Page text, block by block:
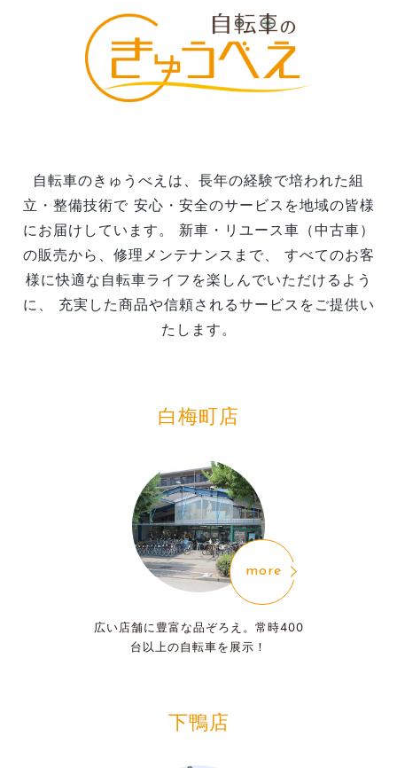
自転車のきゅうべえは、長年の経験で培われた組
立・整備技術で 安心・安全のサービスを地域の皆様
にお届けしています。
新車・リユース車（中古車）
の販売から、修理メンテナンスまで、
すべてのお客
様に快適な自転車ライフを楽しんでいただけるよう
に、
充実した商品や信頼されるサービスをご提供い
たします。
白梅町店
more
広い店舗に豊富な品ぞろえ。 常時400
台以上の自転車を展示！
下鴨店